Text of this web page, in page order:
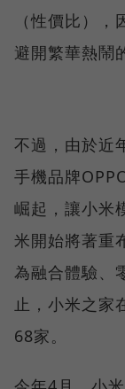
（性價比）
避開繁華熱鬧
不過，由於近
手機品牌
崛起，讓小米
米開始將著重
為融合體驗、
止，小米之家
68家。